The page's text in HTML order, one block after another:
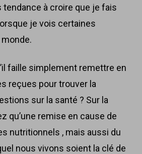
tendance à croire que je fais
je vois certaines
faille simplement remettre en
reçues pour trouver la
sur la santé ? Sur la
qu’une remise en cause de
nutritionnels , mais aussi du
nous vivons soient la clé de